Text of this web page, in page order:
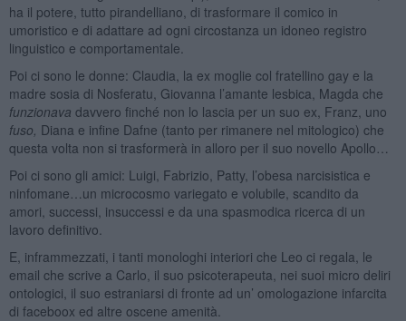
ha il potere, tutto pirandelliano, di trasformare il comico in
umoristico e di adattare ad ogni circostanza un idoneo registro
linguistico e comportamentale.
Poi ci sono le donne: Claudia, la ex moglie col fratellino gay e la
madre sosia di Nosferatu, Giovanna l’amante lesbica, Magda che
funzionava davvero finché non lo lascia per un suo ex, Franz, uno
fuso, Diana e infine Dafne (tanto per rimanere nel mitologico) che
questa volta non si trasformerà in alloro per il suo novello Apollo…
Poi ci sono gli amici: Luigi, Fabrizio, Patty, l’obesa narcisistica e
ninfomane…un microcosmo variegato e volubile, scandito da
amori, successi, insuccessi e da una spasmodica ricerca di un
lavoro definitivo.
E, inframmezzati, i tanti monologhi interiori che Leo ci regala, le
email che scrive a Carlo, il suo psicoterapeuta, nei suoi micro deliri
ontologici, il suo estraniarsi di fronte ad un’ omologazione infarcita
di faceboox ed altre oscene amenità.